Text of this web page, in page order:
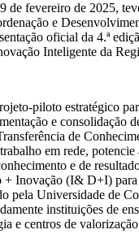
de fevereiro de 2025,
e
oficial da 4.ª
Inteligente da
piloto estratégico
e consolidação
de
em rede, potencie
e de
+ Inovação (I& D+I)
pela Universidade de
instituições de
e centros de